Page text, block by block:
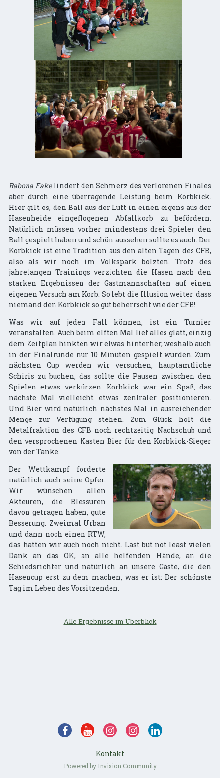
Rabona Fakelindert den Schmerz des verlorenen Finales
aber durch eine überragende Leistung beim Korbkick.
Hier gilt es, den Ball aus der Luft in einen eigens aus der
Hasenheide eingeflogenen Abfallkorb zu befördern.
Natürlich müssen vorher mindestens drei Spieler den
Ball gespielt haben und schön aussehen sollte es auch. Der
Korbkick ist eine Tradition aus den alten Tagen des CFB,
also als wir noch im Volkspark bolzten. Trotz des
jahrelangen Trainings verzichten die Hasen nach den
starken Ergebnissen der Gastmannschaften auf einen
eigenen Versuch am Korb. So lebt die Illusion weiter, dass
niemand den Korbkick so gut beherrscht wie der CFB!
Was wir auf jeden Fall können, ist ein Turnier
veranstalten. Auch beim elften Mal lief alles glatt, einzig
dem Zeitplan hinkten wir etwas hinterher, weshalb auch
in der Finalrunde nur 10 Minuten gespielt wurden. Zum
nächsten Cup werden wir versuchen, hauptamtliche
Schiris zu buchen, das sollte die Pausen zwischen den
Spielen etwas verkürzen. Korbkick war ein Spaß, das
nächste Mal vielleicht etwas zentraler positionieren.
Und Bier wird natürlich nächstes Mal in ausreichender
Menge zur Verfügung stehen. Zum Glück holt die
Metalfraktion des CFB noch rechtzeitig Nachschub und
den versprochenen Kasten Bier für den Korbkick-Sieger
von der Tanke.
Der Wettkampf forderte
natürlich auch seine Opfer.
Wir wünschen allen
Akteuren, die Blessuren
davon getragen haben, gute
Besserung. Zweimal Urban
und dann noch einen RTW,
das hatten wir auch noch nicht. Last but not least vielen
Dank an das OK, an alle helfenden Hände, an die
Schiedsrichter und natürlich an unsere Gäste, die den
Hasencup erst zu dem machen, was er ist: Der schönste
Tag im Leben des Vorsitzenden.
Alle Ergebnisse im Überblick
Kontakt
Powered by Invision Community